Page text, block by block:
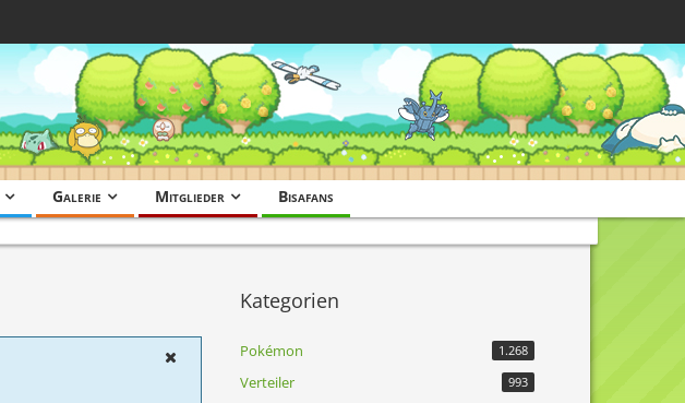
Galerie Mitglieder Bisafans
Kategorien
Pokémon 1.268
Verteiler 993